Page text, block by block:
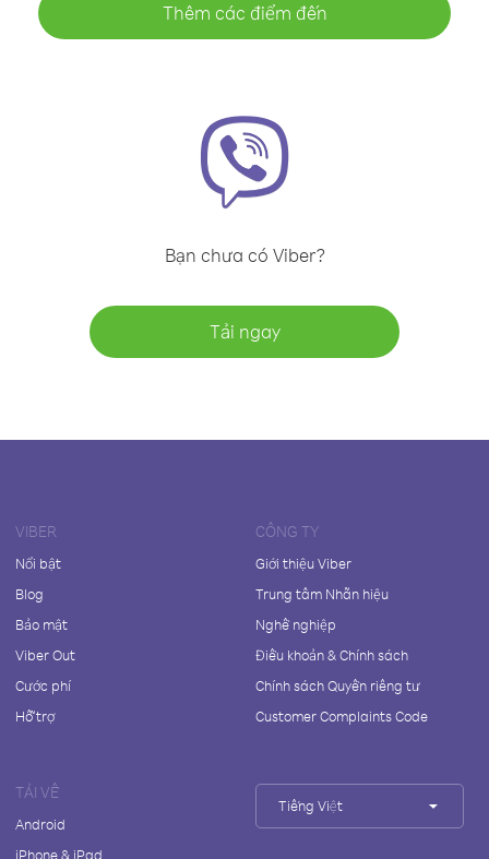
Thêm các điểm đến
Bạn chưa có Viber?
Tải ngay
VIBER
Nổi bật
Blog
Bảo mật
Viber Out
Cước phí
Hỗ trợ
CÔNG TY
Giới thiệu Viber
Trung tâm Nhãn hiệu
Nghề nghiệp
Điều khoản & Chính sách
Chính sách Quyền riêng tư
Customer Complaints Code
TẢI VỀ
Android
iPhone & iPad
Tiếng Việt